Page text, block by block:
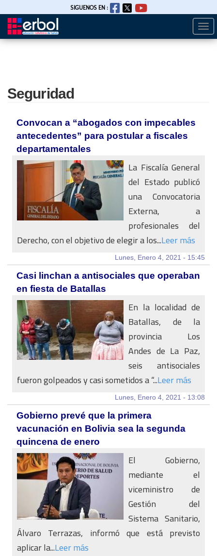
Pasar
SIGUENOS EN :
Seguridad
Convocan a “abogados con impecables
antecedentes” para postular a fiscales
departamentales
La Fiscalía General
del Estado publicó
una Convocatoria
Externa, a
profesionales del
Derecho, con el objetivo de elegir a los...Leer más
Lunes, Enero 4, 2021 - 15:45
Casi linchan a antisociales que operaban
en fiesta de Batallas
En la localidad de
Batallas, de la
provincia Los
Andes de La Paz,
seis antisociales
fueron golpeados y casi sometidos a “...Leer más
Lunes, Enero 4, 2021 - 13:08
Gobierno prevé que la primera
vacunación en Bolivia sea la segunda
quincena de enero
El Gobierno,
mediante el
viceministro de
Gestión del
Sistema Sanitario,
Álvaro Terrazas, informó que está previsto
aplicar la...Leer más